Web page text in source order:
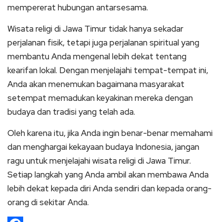
mempererat hubungan antarsesama.
Wisata religi di Jawa Timur tidak hanya sekadar
perjalanan fisik, tetapi juga perjalanan spiritual yang
membantu Anda mengenal lebih dekat tentang
kearifan lokal. Dengan menjelajahi tempat-tempat ini,
Anda akan menemukan bagaimana masyarakat
setempat memadukan keyakinan mereka dengan
budaya dan tradisi yang telah ada.
Oleh karena itu, jika Anda ingin benar-benar memahami
dan menghargai kekayaan budaya Indonesia, jangan
ragu untuk menjelajahi wisata religi di Jawa Timur.
Setiap langkah yang Anda ambil akan membawa Anda
lebih dekat kepada diri Anda sendiri dan kepada orang-
orang di sekitar Anda.